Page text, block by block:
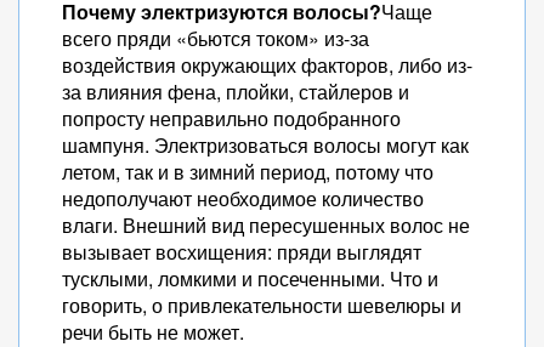
Почему электризуются волосы?Чаще
всего пряди «бьются током» из-за
воздействия окружающих факторов, либо из-
за влияния фена, плойки, стайлеров и
попросту неправильно подобранного
шампуня. Электризоваться волосы могут как
летом, так и в зимний период, потому что
недополучают необходимое количество
влаги. Внешний вид пересушенных волос не
вызывает восхищения: пряди выглядят
тусклыми, ломкими и посеченными. Что и
говорить, о привлекательности шевелюры и
речи быть не может.